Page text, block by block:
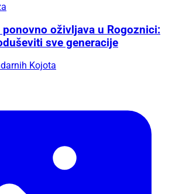
ponovno oživljava u Rogoznici:
sve generacije
Kojota